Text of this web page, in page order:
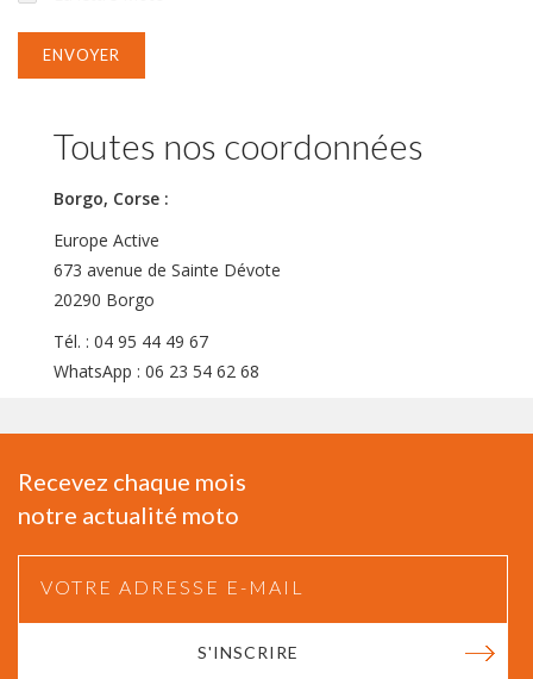
ENVOYER
Toutes nos coordonnées
Borgo, Corse :
Europe Active
673 avenue de Sainte Dévote
20290 Borgo
Tél. : 04 95 44 49 67
WhatsApp : 06 23 54 62 68
Recevez chaque mois
notre actualité moto
S'INSCRIRE